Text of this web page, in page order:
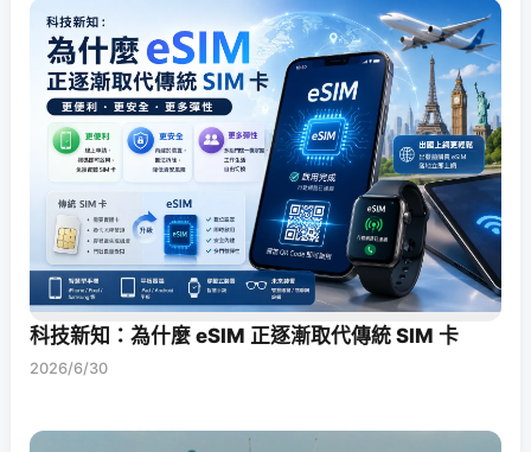
科技新知：為什麼 eSIM 正逐漸取代傳統 SIM 卡
2026/6/30